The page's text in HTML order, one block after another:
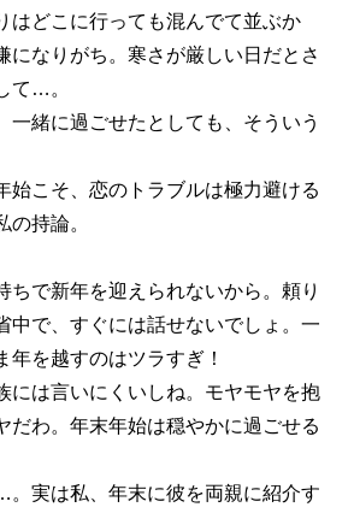
はどこに行っても混んでて並ぶか
になりがち。寒さが厳しい日だとさ
て…。
緒に過ごせたとしても、そういう
こそ、恋のトラブルは極力避ける
の持論。
で新年を迎えられないから。頼り
中で、すぐには話せないでしょ。一
年を越すのはツラすぎ！
は言いにくいしね。モヤモヤを抱
だわ。年末年始は穏やかに過ごせる
実は私、年末に彼を両親に紹介す